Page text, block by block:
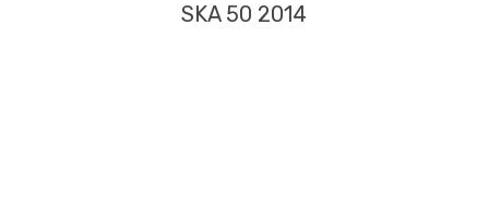
SKA 50 2014